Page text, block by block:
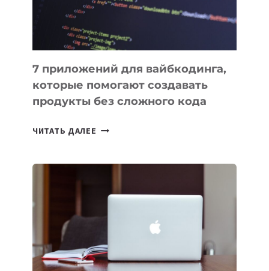
7 приложений для вайбкодинга,
которые помогают создавать
продукты без сложного кода
ЧИТАТЬ ДАЛЕЕ
СОЗДАВАТЬ
БЕЗ
СЛОЖНОГО